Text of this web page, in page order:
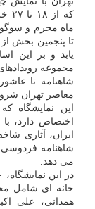
ماه محرم و
تا پنجمین بخش
یابد و بر این
مجموعه
معاصر تهران
این نمایشگاه
اختصاص دارد،
شاهنامه فردوسی
می دهد.
خانه ای شامل
همدانی، علی